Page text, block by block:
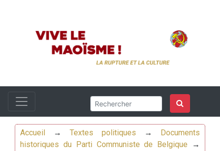
Accueil → Textes politiques →
Documents
historiques du Parti Communiste de Belgique →